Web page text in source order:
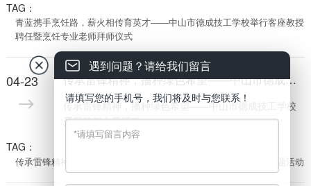
TAG：
青蓝携手烹饪路，薪火相传育英才——中山市德成技工学校举行客座教授
聘任暨烹饪专业老师拜师仪式
04-23 传承雷锋精神，播种绿色希望——中山市德成技工学校开展植树主题活动
传承雷锋精神，播种绿色希望——中山市德成技工学校
开展植树主题活动
TAG：
传承雷锋精神，播种绿色希望——中山市德成技工学校开展植树主题活动
遇到问题？请给我们留言
请填写您的手机号，我们将及时与您联系！